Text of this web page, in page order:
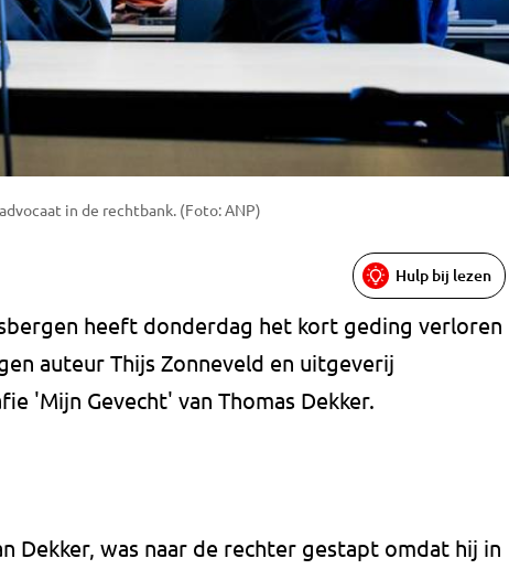
in de rechtbank. (Foto: ANP)
Hulp bij lezen
heeft donderdag het kort geding verloren
auteur Thijs Zonneveld en uitgeverij
'Mijn Gevecht' van Thomas Dekker.
Dekker, was naar de rechter gestapt omdat hij in